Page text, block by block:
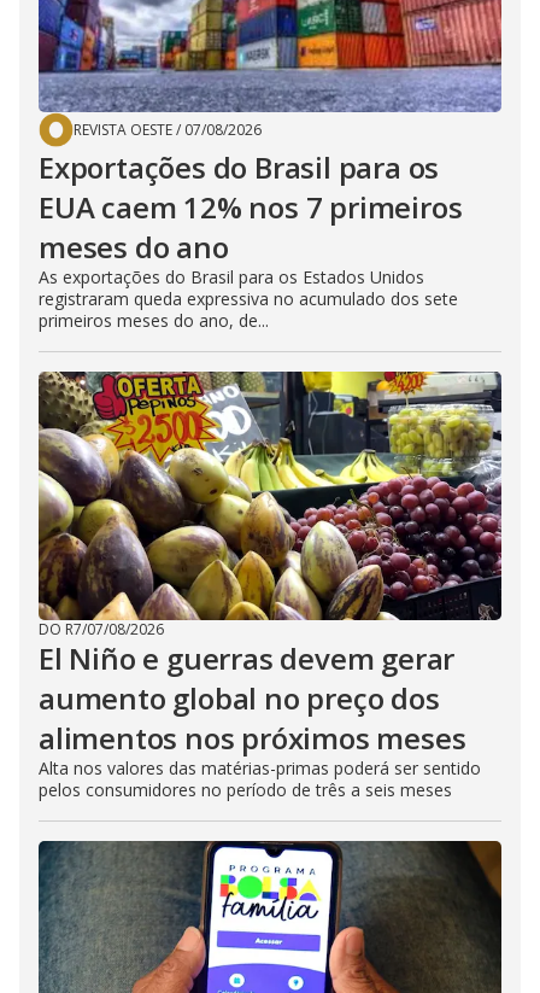
REVISTA OESTE/ 07/08/2026
Exportações do Brasil para os
EUA caem 12% nos 7 primeiros
meses do ano
As exportações do Brasil para os Estados Unidos
registraram queda expressiva no acumulado dos sete
primeiros meses do ano, de...
DO R7/07/08/2026
El Niño e guerras devem gerar
aumento global no preço dos
alimentos nos próximos meses
Alta nos valores das matérias-primas poderá ser sentido
pelos consumidores no período de três a seis meses